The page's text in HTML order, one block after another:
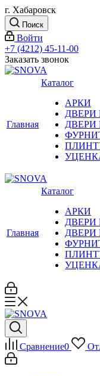
г. Хабаровск
Поиск
Войти
+7 (4212) 45-11-00
Заказать звонок
Главная
Каталог
АРКИ
ДВЕРИ
Главная
Каталог
АРКИ
ДВЕРИ
Сравнение0